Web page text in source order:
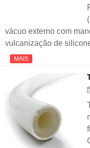
vácuo externo com
vulcanização de
MAIS